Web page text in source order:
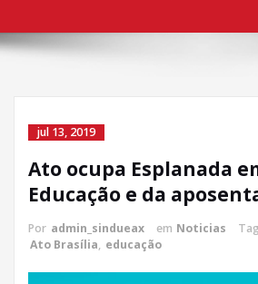
jul 13, 2019
Ato ocupa Esplanada
Educação e da
Por admin_sindueax em Noticias Tag
Ato Brasília, educação